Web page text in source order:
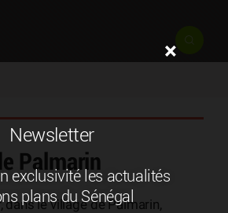
Palmarin
dans le village de Palmarin,
×
Newsletter
exclusivité les actualités
plans du Sénégal